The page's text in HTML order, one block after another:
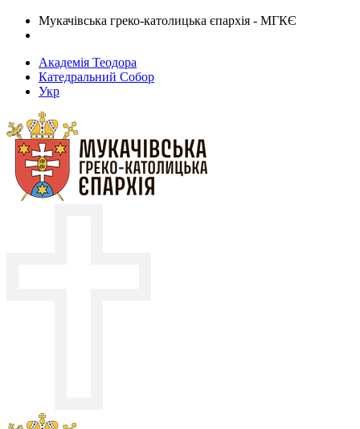
Мукачівська греко-католицька єпархія - МГКЄ
Академія Теодора
Катедральний Собор
Укр